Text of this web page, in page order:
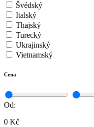
Švédský
Italský
Thajský
Turecký
Ukrajinský
Vietnamský
Cena
Od:
0 Kč